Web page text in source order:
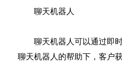
聊天机器人
聊天机器人可以通过即时
聊天机器人的帮助下，客户